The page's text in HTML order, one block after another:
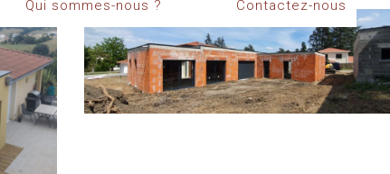
Qui sommes-nous ? Contactez-nous